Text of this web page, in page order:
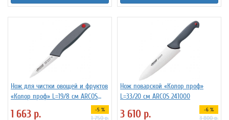
Нож для чистки овощей и фруктов
«Колор проф» L=19/8 см ARCOS
1 663 р. -5 %
1 750р.
Нож поварской «Колор проф»
L=33/20 см ARCOS 241000
3 610 р. -6 %
3 800р.